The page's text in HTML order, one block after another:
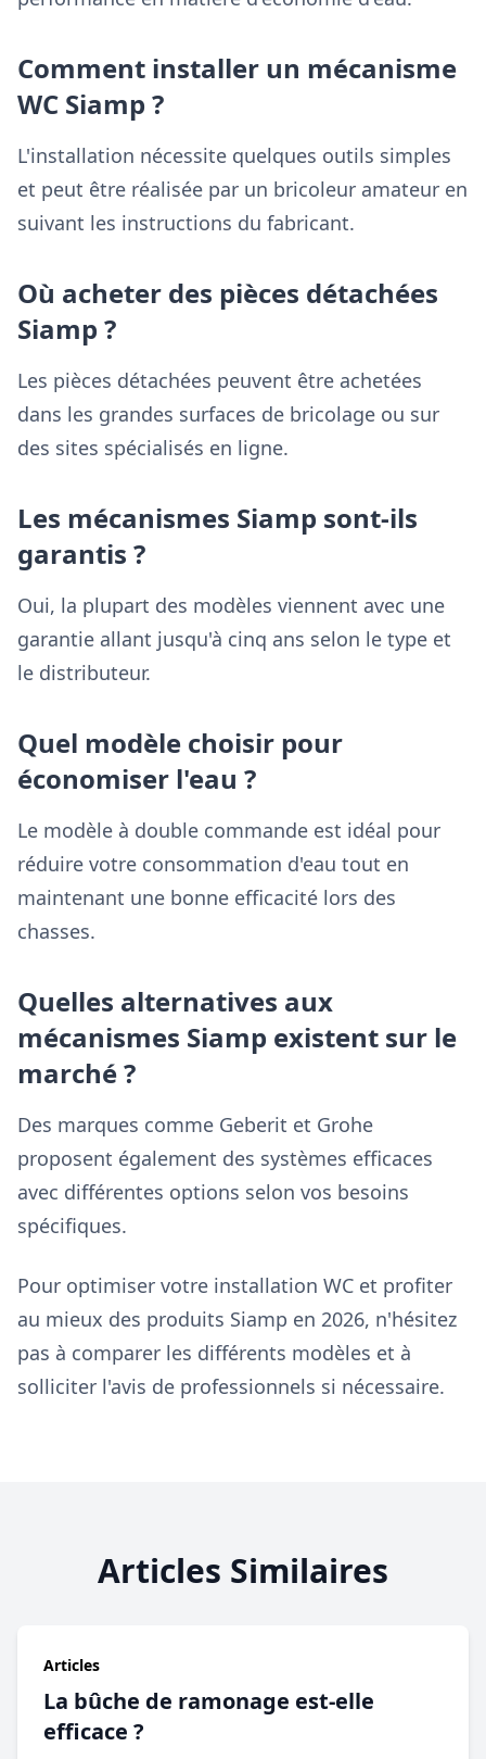
Comment installer un mécanisme
WC Siamp ?
L'installation nécessite quelques outils simples
et peut être réalisée par un bricoleur amateur en
suivant les instructions du fabricant.
Où acheter des pièces détachées
Siamp ?
Les pièces détachées peuvent être achetées
dans les grandes surfaces de bricolage ou sur
des sites spécialisés en ligne.
Les mécanismes Siamp sont-ils
garantis ?
Oui, la plupart des modèles viennent avec une
garantie allant jusqu'à cinq ans selon le type et
le distributeur.
Quel modèle choisir pour
économiser l'eau ?
Le modèle à double commande est idéal pour
réduire votre consommation d'eau tout en
maintenant une bonne efficacité lors des
chasses.
Quelles alternatives aux
mécanismes Siamp existent sur le
marché ?
Des marques comme Geberit et Grohe
proposent également des systèmes efficaces
avec différentes options selon vos besoins
spécifiques.
Pour optimiser votre installation WC et profiter
au mieux des produits Siamp en 2026, n'hésitez
pas à comparer les différents modèles et à
solliciter l'avis de professionnels si nécessaire.
Articles Similaires
Articles
La bûche de ramonage est-elle
efficace ?